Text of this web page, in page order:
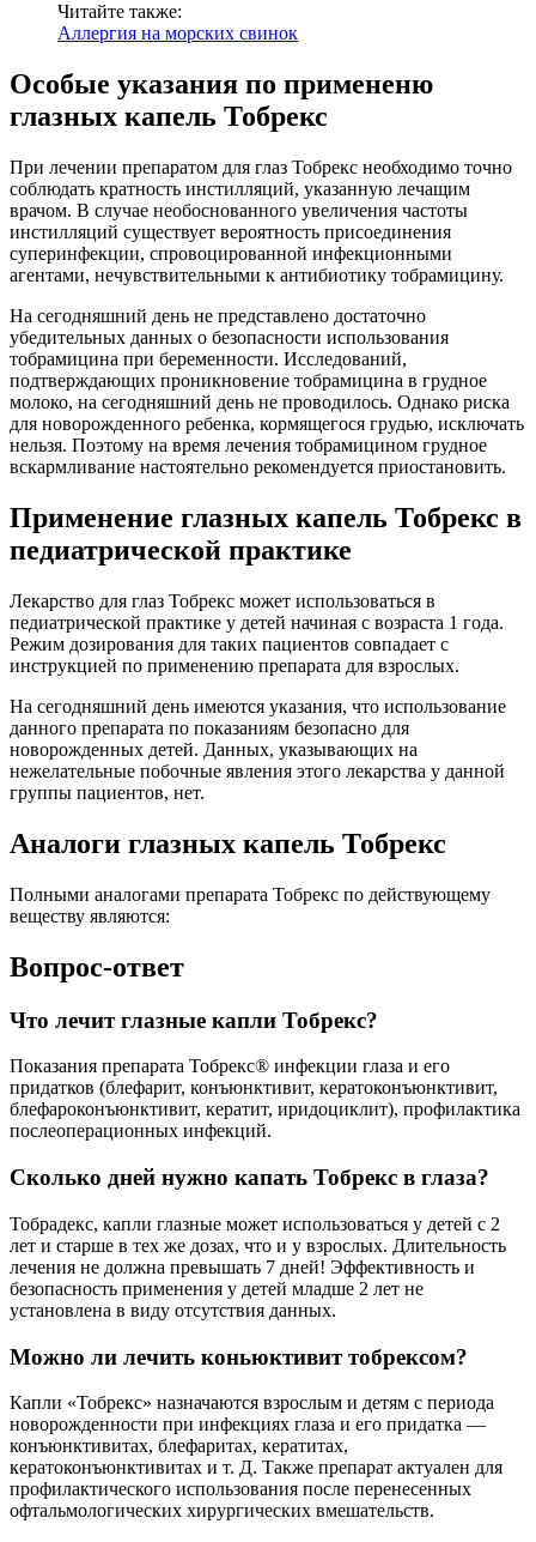
Читайте также:
Аллергия на морских свинок
Особые указания по примененю
глазных капель Тобрекс
При лечении препаратом для глаз Тобрекс необходимо точно
соблюдать кратность инстилляций, указанную лечащим
врачом. В случае необоснованного увеличения частоты
инстилляций существует вероятность присоединения
суперинфекции, спровоцированной инфекционными
агентами, нечувствительными к антибиотику тобрамицину.
На сегодняшний день не представлено достаточно
убедительных данных о безопасности использования
тобрамицина при беременности. Исследований,
подтверждающих проникновение тобрамицина в грудное
молоко, на сегодняшний день не проводилось. Однако риска
для новорожденного ребенка, кормящегося грудью, исключать
нельзя. Поэтому на время лечения тобрамицином грудное
вскармливание настоятельно рекомендуется приостановить.
Применение глазных капель Тобрекс в
педиатрической практике
Лекарство для глаз Тобрекс может использоваться в
педиатрической практике у детей начиная с возраста 1 года.
Режим дозирования для таких пациентов совпадает с
инструкцией по применению препарата для взрослых.
На сегодняшний день имеются указания, что использование
данного препарата по показаниям безопасно для
новорожденных детей. Данных, указывающих на
нежелательные побочные явления этого лекарства у данной
группы пациентов, нет.
Аналоги глазных капель Тобрекс
Полными аналогами препарата Тобрекс по действующему
веществу являются:
Вопрос-ответ
Что лечит глазные капли Тобрекс?
Показания препарата Тобрекс® инфекции глаза и его
придатков (блефарит, конъюнктивит, кератоконъюнктивит,
блефароконъюнктивит, кератит, иридоциклит), профилактика
послеоперационных инфекций.
Сколько дней нужно капать Тобрекс в глаза?
Тобрадекс, капли глазные может использоваться у детей с 2
лет и старше в тех же дозах, что и у взрослых. Длительность
лечения не должна превышать 7 дней! Эффективность и
безопасность применения у детей младше 2 лет не
установлена в виду отсутствия данных.
Можно ли лечить коньюктивит тобрексом?
Капли «Тобрекс» назначаются взрослым и детям с периода
новорожденности при инфекциях глаза и его придатка —
конъюнктивитах, блефаритах, кератитах,
кератоконъюнктивитах и т. Д. Также препарат актуален для
профилактического использования после перенесенных
офтальмологических хирургических вмешательств.